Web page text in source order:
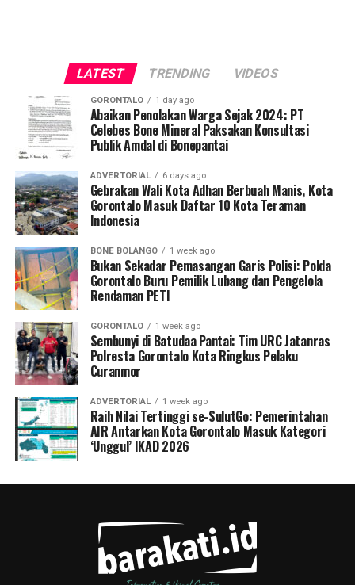
LATEST TRENDING VIDEOS
GORONTALO 1 day ago
Abaikan Penolakan Warga Sejak 2024: PT
Celebes Bone Mineral Paksakan Konsultasi
Publik Amdal di Bonepantai
ADVERTORIAL 6 days ago
Gebrakan Wali Kota Adhan Berbuah Manis, Kota
Gorontalo Masuk Daftar 10 Kota Teraman
Indonesia
BONE BOLANGO 1 week ago
Bukan Sekadar Pemasangan Garis Polisi: Polda
Gorontalo Buru Pemilik Lubang dan Pengelola
Rendaman PETI
GORONTALO 1 week ago
Sembunyi di Batudaa Pantai: Tim URC Jatanras
Polresta Gorontalo Kota Ringkus Pelaku
Curanmor
ADVERTORIAL 1 week ago
Raih Nilai Tertinggi se-SulutGo: Pemerintahan
AIR Antarkan Kota Gorontalo Masuk Kategori
‘Unggul’ IKAD 2026